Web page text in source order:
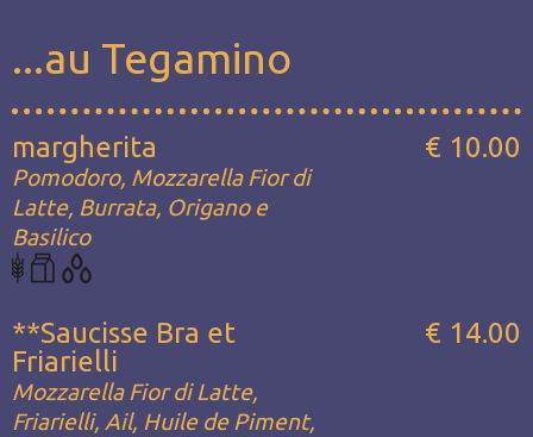
...au Tegamino
margherita
Pomodoro, Mozzarella Fior di
Latte, Burrata, Origano e
Basilico
€ 10.00
**Saucisse Bra et
Friarielli
Mozzarella Fior di Latte,
Friarielli, Ail, Huile de Piment,
€ 14.00